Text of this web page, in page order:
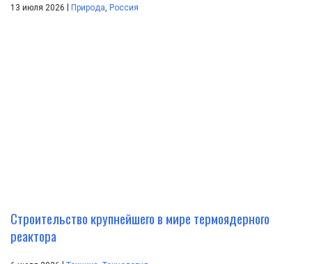
13 июля 2026 | Природа Россия
Строительство крупнейшего в мире термоядерного
реактора